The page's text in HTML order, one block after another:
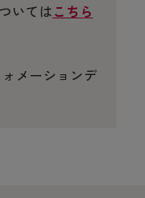
いてはこちら
メーションデ